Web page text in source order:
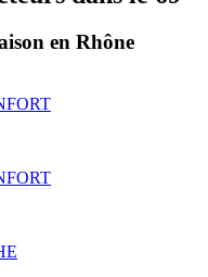
en Rhône